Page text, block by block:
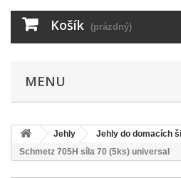
Košík (prázdný)
MENU
Jehly Jehly do domacích
Schmetz 705H síla 70 (5ks) universal